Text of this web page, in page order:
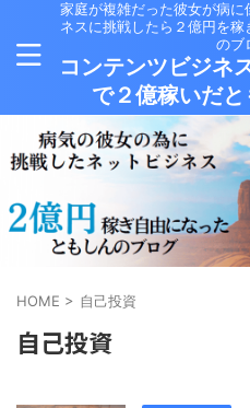
家庭が複雑だった彼女が病
ネスに挑戦したら２億円を
のブ
コンテンツビジネ
で２億稼いだ
HOME > 自己投資
自己投資